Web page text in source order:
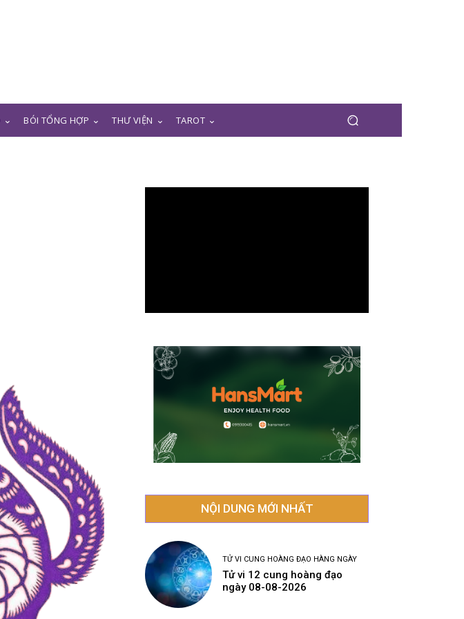
BÓI TỔNG HỢP THƯ VIỆN TAROT
NỘI DUNG MỚI NHẤT
TỬ VI CUNG HOÀNG ĐẠO HÀNG NGÀY
Tử vi 12 cung hoàng đạo
ngày 08-08-2026